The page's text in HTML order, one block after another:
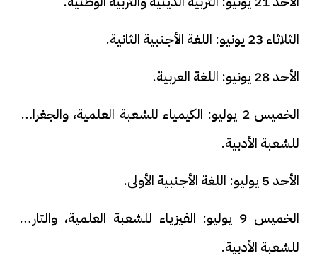
الثلاثاء 23 يونيو: اللغة الأجنبية الثانية.
الأحد 28 يونيو: اللغة العربية.
الخميس 2 يوليو: الكيمياء للشعبة العلمية، والجغرافيا
للشعبة الأدبية.
الأحد 5 يوليو: اللغة الأجنبية الأولى.
الخميس 9 يوليو: الفيزياء للشعبة العلمية، والتاريخ
للشعبة الأدبية.